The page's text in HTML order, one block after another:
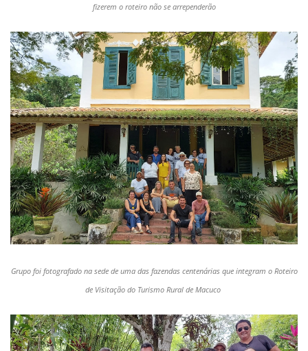
fizerem o roteiro não se arrependerão
Grupo foi fotografado na sede de uma das fazendas centenárias que integram o Roteiro
de Visitação do Turismo Rural de Macuco